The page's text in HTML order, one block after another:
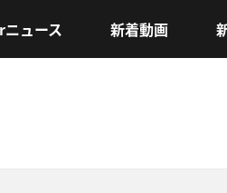
ュース 新着動画